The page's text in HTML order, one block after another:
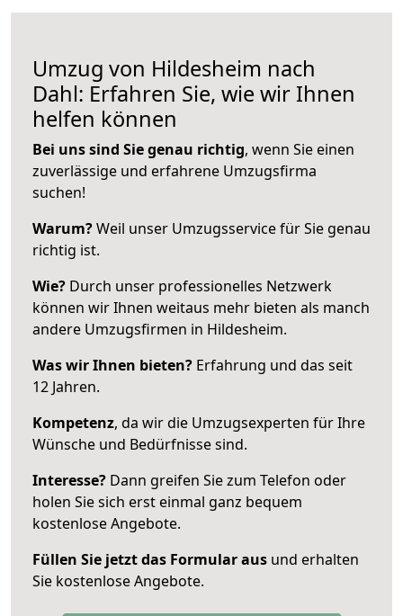
Umzug von Hildesheim nach
Dahl: Erfahren Sie, wie wir Ihnen
helfen können
Bei uns sind Sie genau richtig, wenn Sie einen
zuverlässige und erfahrene Umzugsfirma
suchen!
Warum?Weil unser Umzugsservice für Sie genau
richtig ist.
Wie? Durch unser professionelles Netzwerk
können wir Ihnen weitaus mehr bieten als manch
andere Umzugsfirmen in Hildesheim.
Was wir Ihnen bieten? Erfahrung und das seit
12 Jahren.
Kompetenz, da wir die Umzugsexperten für Ihre
Wünsche und Bedürfnisse sind.
Interesse? Dann greifen Sie zum Telefon oder
holen Sie sich erst einmal ganz bequem
kostenlose Angebote.
Füllen Sie jetzt das Formular aus und erhalten
Sie kostenlose Angebote.